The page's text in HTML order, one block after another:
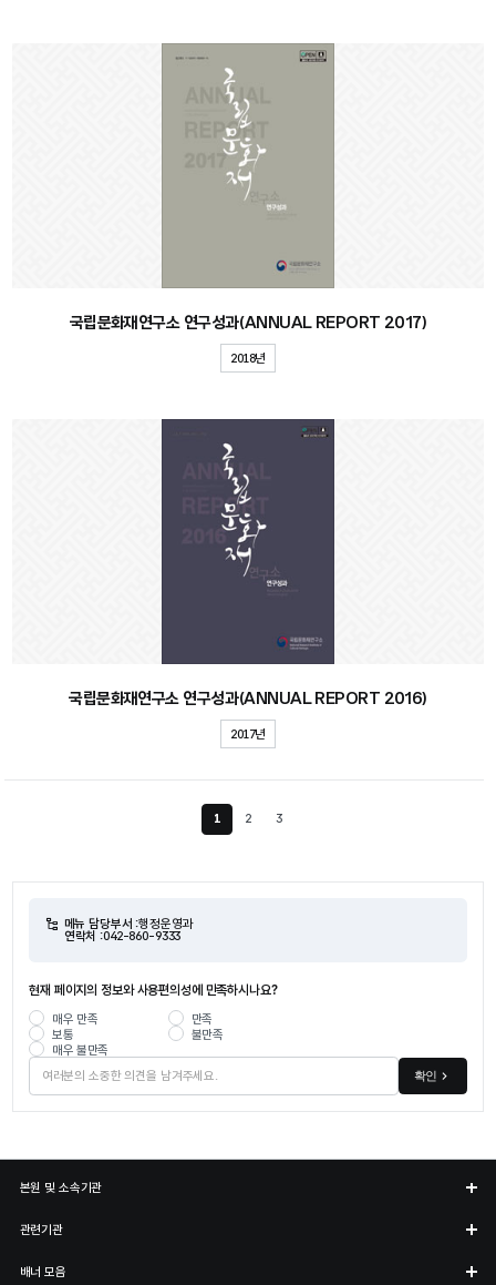
국립문화재연구소 연구성과(ANNUAL REPORT 2017)
2018년
국립문화재연구소 연구성과(ANNUAL REPORT 2016)
2017년
1현재 페이지
2 3
메뉴 담당부서 :행정운영과
연락처 :042-860-9333
현재 페이지의 정보와 사용편의성에 만족하시나요?
매우 만족
만족
보통
불만족
매우 불만족
확인
본원 및 소속기관
관련기관
배너 모음